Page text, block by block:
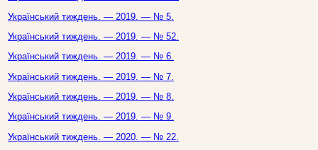
Український тиждень. — 2019. — № 5.
Український тиждень. — 2019. — № 52.
Український тиждень. — 2019. — № 6.
Український тиждень. — 2019. — № 7.
Український тиждень. — 2019. — № 8.
Український тиждень. — 2019. — № 9.
Український тиждень. — 2020. — № 22.